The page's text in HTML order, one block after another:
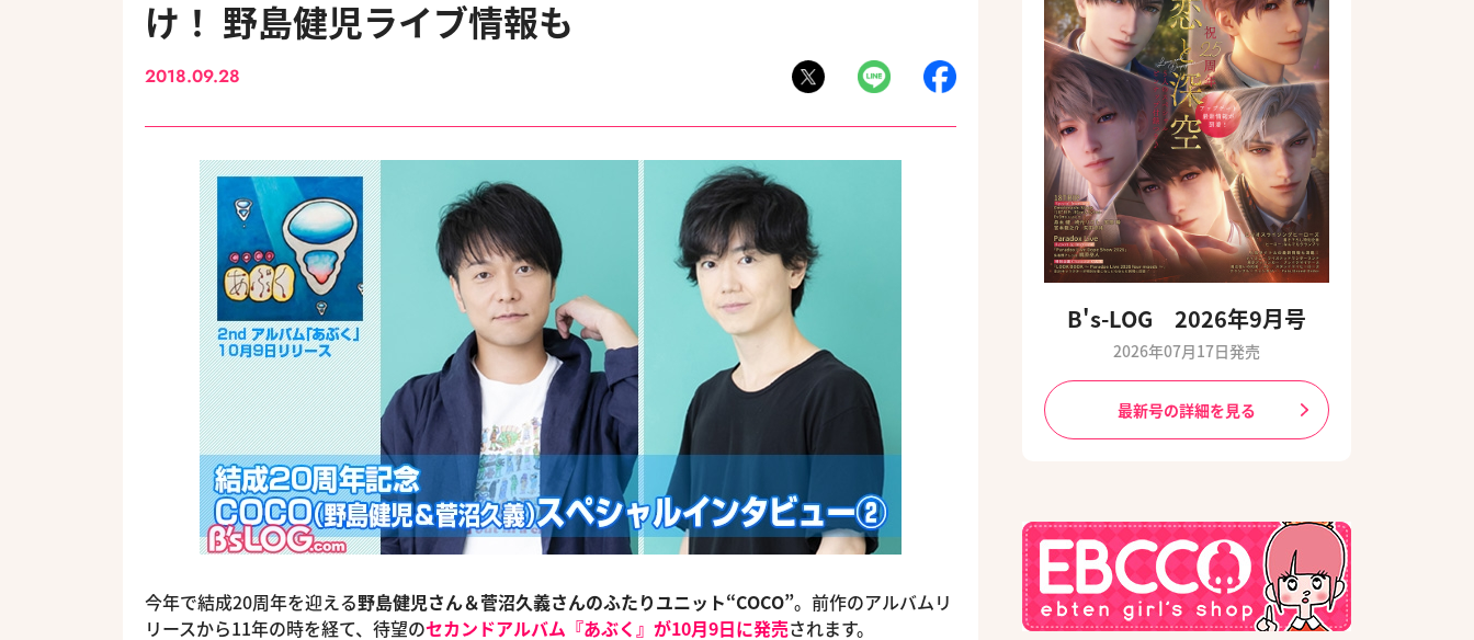
け！ 野島健児ライブ情報も
2018.09.28
今年で結成20周年を迎える野島健児さん＆菅沼久義さんのふたりユニット“COCO”。前作のアルバムリ
リースから11年の時を経て、待望のセカンドアルバム『あぶく』が10月9日に発売されます。
B's-LOG 2026年9月号
2026年07月17日発売
最新号の詳細を見る